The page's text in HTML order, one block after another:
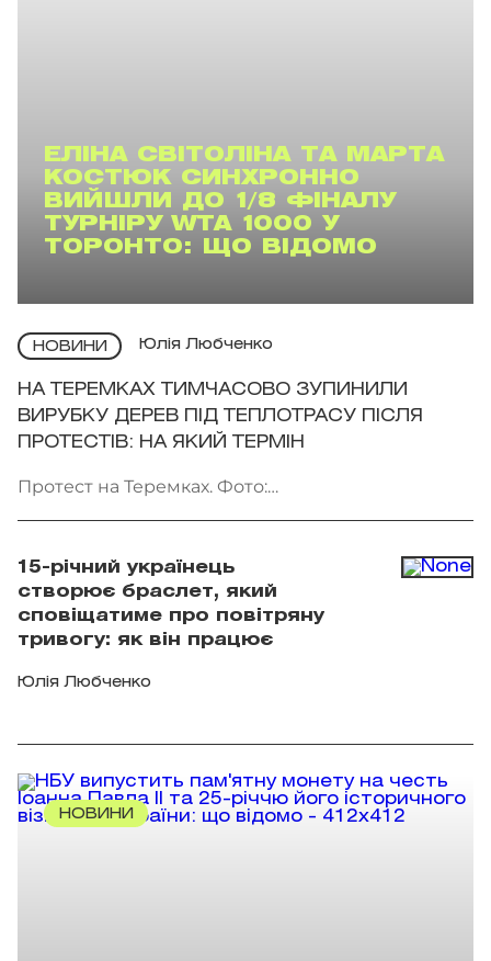
ЕЛІНА СВІТОЛІНА ТА МАРТА
КОСТЮК СИНХРОННО
ВИЙШЛИ ДО 1/8 ФІНАЛУ
ТУРНІРУ WTA 1000 У
ТОРОНТО: ЩО ВІДОМО
НОВИНИ Юлія Любченко
НА ТЕРЕМКАХ ТИМЧАСОВО ЗУПИНИЛИ
ВИРУБКУ ДЕРЕВ ПІД ТЕПЛОТРАСУ ПІСЛЯ
ПРОТЕСТІВ: НА ЯКИЙ ТЕРМІН
Протест на Теремках. Фото:
15-річний українець
створює браслет, який
сповіщатиме про повітряну
тривогу: як він працює
Юлія Любченко
НОВИНИ